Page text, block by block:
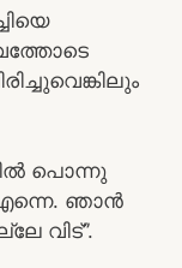
പൊന്നു
ഞാൻ
വിട്”.